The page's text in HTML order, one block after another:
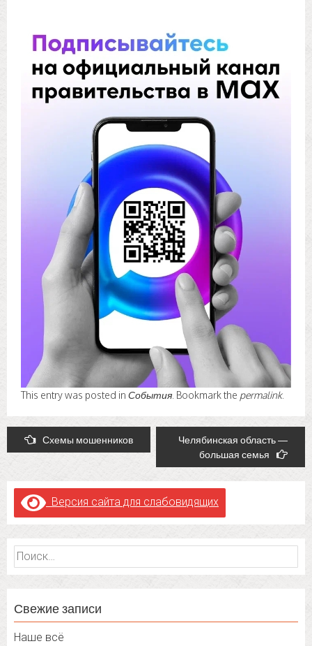
This entry was posted in События . Bookmark the permalink.
Post Схемы мошенников
Челябинская область —
большая семья
Версия сайта для слабовидящих
Найти:
Свежие записи
Наше всё